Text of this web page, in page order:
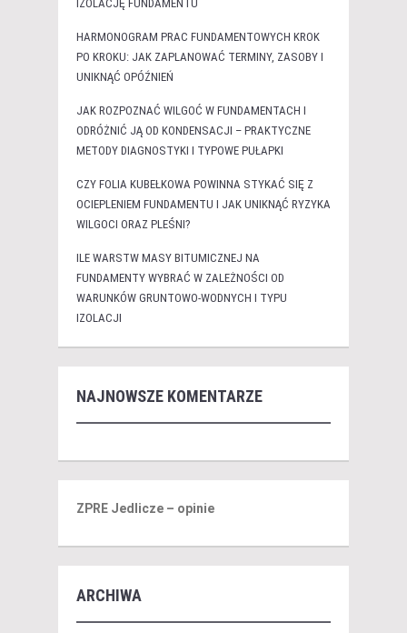
IZOLACJĘ FUNDAMENTU
HARMONOGRAM PRAC FUNDAMENTOWYCH KROK
PO KROKU: JAK ZAPLANOWAĆ TERMINY, ZASOBY I
UNIKNĄĆ OPÓŹNIEŃ
JAK ROZPOZNAĆ WILGOĆ W FUNDAMENTACH I
ODRÓŻNIĆ JĄ OD KONDENSACJI – PRAKTYCZNE
METODY DIAGNOSTYKI I TYPOWE PUŁAPKI
CZY FOLIA KUBEŁKOWA POWINNA STYKAĆ SIĘ Z
OCIEPLENIEM FUNDAMENTU I JAK UNIKNĄĆ RYZYKA
WILGOCI ORAZ PLEŚNI?
ILE WARSTW MASY BITUMICZNEJ NA
FUNDAMENTY WYBRAĆ W ZALEŻNOŚCI OD
WARUNKÓW GRUNTOWO-WODNYCH I TYPU
IZOLACJI
NAJNOWSZE KOMENTARZE
ZPRE Jedlicze – opinie
ARCHIWA